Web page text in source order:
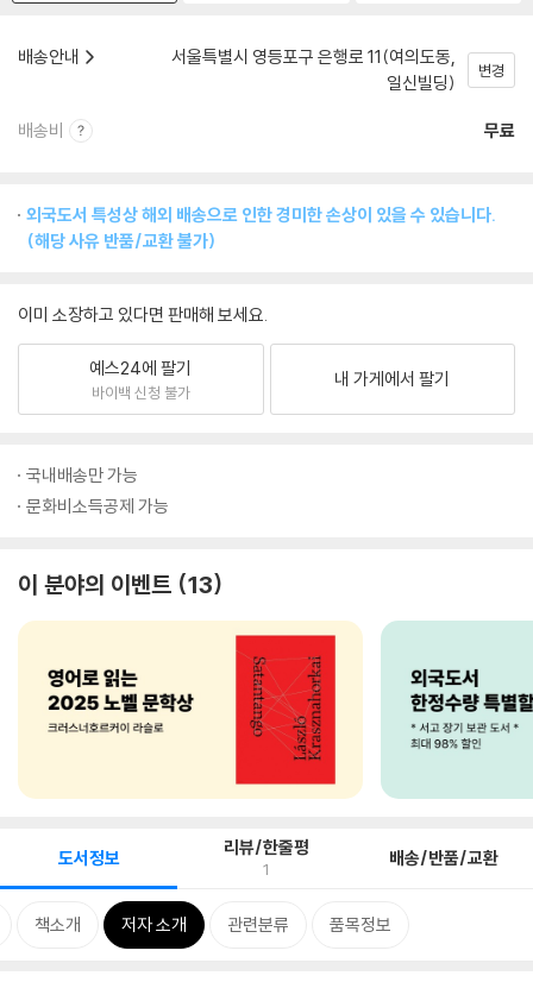
배송안내
서울특별시 영등포구 은행로 11(여의도동,
일신빌딩)
변경
배송비 무료
외국도서 특성상 해외 배송으로 인한 경미한 손상이 있을 수 있습니다.
(해당 사유 반품/교환 불가)
이미 소장하고 있다면 판매해 보세요.
예스24에 팔기
바이백 신청 불가
내 가게에서 팔기
국내배송만 가능
문화비소득공제 가능
이 분야의 이벤트 13
도서정보 리뷰/한줄평
1 배송/반품/교환
책소개 저자 소개 관련분류 품목정보